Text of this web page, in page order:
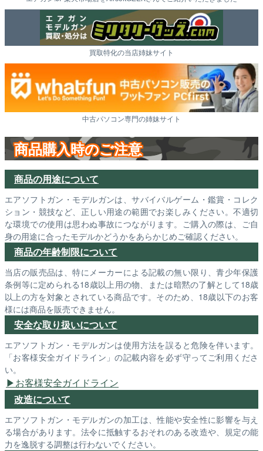
買取特化の当店姉妹サイト
中古パソコン専門の姉妹サイト
商品購入時のご注意
商品の用途について
エアソフトガン・モデルガンは、サバイバルゲーム・鑑賞・コレク
ション・競技など、正しい用途の範囲でお楽しみください。不適切
な環境での使用は思わぬ事故につながります。ご購入の際は、ご自
身の用途に合ったモデルかどうかをあらかじめご確認ください。
商品の年齢制限について
当店の販売品は、特にメーカーによる記載の無い限り、青少年保護
条例等に定められる18歳以上用の物、または暗黙の了解として18歳
以上の方を対象とされている商品です。そのため、18歳以下のお客
様には商品を販売できません。
安全な取り扱いについて
エアソフトガン・モデルガンは使用方法を誤ると危険を伴います。
「お客様安全ガイドライン」の記載内容を必ず守ってご利用くださ
い。
お客様安全ガイドライン
改造について
エアソフトガン・モデルガンの加工は、性能や安全性に影響を与え
る場合があります。法令に抵触するおそれのある改造や、規定の能
力を逸脱する調整は行わないでください。